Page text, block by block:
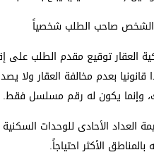
العقار توقيع مقدم الطلب على
قانونيا بعدم مخالفة العقار ولا
وإنما يكون له رقم مسلسل فقط.
العداد الأحادى للوحدات